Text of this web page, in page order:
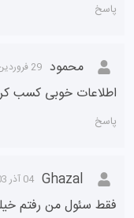
پاسخ
محمود 29 فروردین 1404
اطلاعات خوبی کسب
پاسخ
Ghazal 04 آذر 1403
فقط سئول من رفتم